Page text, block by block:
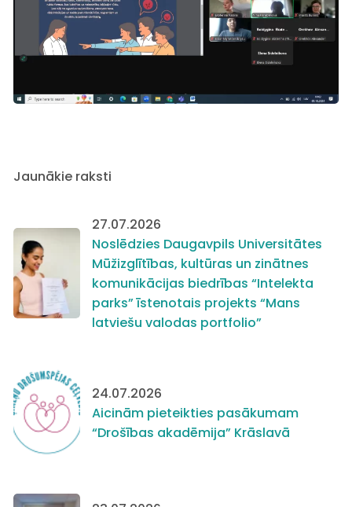
Jaunākie raksti
27.07.2026
Noslēdzies Daugavpils Universitātes
Mūžizglītības, kultūras un zinātnes
komunikācijas biedrības “Intelekta
parks” īstenotais projekts “Mans
latviešu valodas portfolio”
24.07.2026
Aicinām pieteikties pasākumam
“Drošības akadēmija” Krāslavā